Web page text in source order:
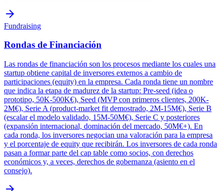
Fundraising
Rondas de Financiación
Las rondas de financiación son los procesos mediante los cuales una
startup obtiene capital de inversores externos a cambio de
participaciones (equity) en la empresa. Cada ronda tiene un nombre
que indica la etapa de madurez de la startup: Pre-seed (idea o
prototipo, 50K-500K€), Seed (MVP con primeros clientes, 200K-
2M€), Serie A (product-market fit demostrado, 2M-15M€), Serie B
(escalar el modelo validado, 15M-50M€), Serie C y posteriores
(expansión internacional, dominación del mercado, 50M€+). En
cada ronda, los inversores negocian una valoración para la empresa
y el porcentaje de equity que recibirán. Los inversores de cada ronda
pasan a formar parte del cap table como socios, con derechos
económicos y, a veces, derechos de gobernanza (asiento en el
consejo).